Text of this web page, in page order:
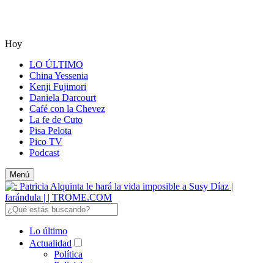
Hoy
LO ÚLTIMO
China Yessenia
Kenji Fujimori
Daniela Darcourt
Café con la Chevez
La fe de Cuto
Pisa Pelota
Pico TV
Podcast
Menú
Lo último
Actualidad
Política